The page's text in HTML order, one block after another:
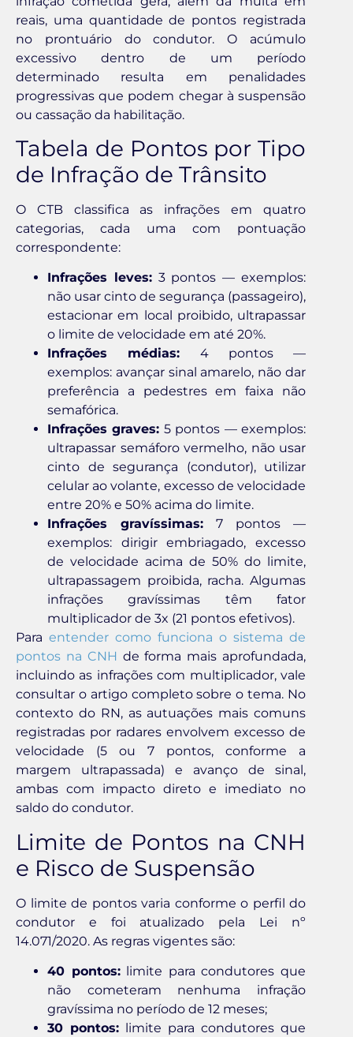
reais, uma quantidade de pontos registrada
no prontuário do condutor. O acúmulo
excessivo dentro de um período
determinado resulta em penalidades
progressivas que podem chegar à suspensão
ou cassação da habilitação.
Tabela de Pontos por Tipo
de Infração de Trânsito
O CTB classifica as infrações em quatro
categorias, cada uma com pontuação
correspondente:
Infrações leves:3 pontos — exemplos:
não usar cinto de segurança (passageiro),
estacionar em local proibido, ultrapassar
o limite de velocidade em até 20%.
Infrações médias: 4 pontos —
exemplos: avançar sinal amarelo, não dar
preferência a pedestres em faixa não
semafórica.
Infrações graves: 5 pontos — exemplos:
ultrapassar semáforo vermelho, não usar
cinto de segurança (condutor), utilizar
celular ao volante, excesso de velocidade
entre 20% e 50% acima do limite.
Infrações gravíssimas: 7 pontos —
exemplos: dirigir embriagado, excesso
de velocidade acima de 50% do limite,
ultrapassagem proibida, racha. Algumas
infrações gravíssimas têm fator
multiplicador de 3x (21 pontos efetivos).
Para entender como funciona o sistema de
pontos na CNH de forma mais aprofundada,
incluindo as infrações com multiplicador, vale
consultar o artigo completo sobre o tema. No
contexto do RN, as autuações mais comuns
registradas por radares envolvem excesso de
velocidade (5 ou 7 pontos, conforme a
margem ultrapassada) e avanço de sinal,
ambas com impacto direto e imediato no
saldo do condutor.
Limite de Pontos na CNH
e Risco de Suspensão
O limite de pontos varia conforme o perfil do
condutor e foi atualizado pela Lei nº
14.071/2020. As regras vigentes são:
40 pontos:limite para condutores que
não cometeram nenhuma infração
gravíssima no período de 12 meses;
30 pontos: limite para condutores que